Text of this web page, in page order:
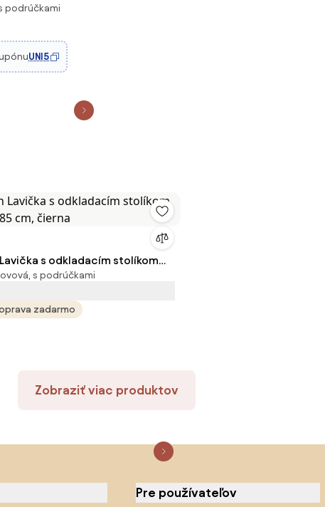
vidiecky
84 cm | Aosom
podrúčkami
UNI5
s odkladacím stolíkom
85 cm, čierna
s podrúčkami
zadarmo
Zobraziť viac produktov
Pre používateľov